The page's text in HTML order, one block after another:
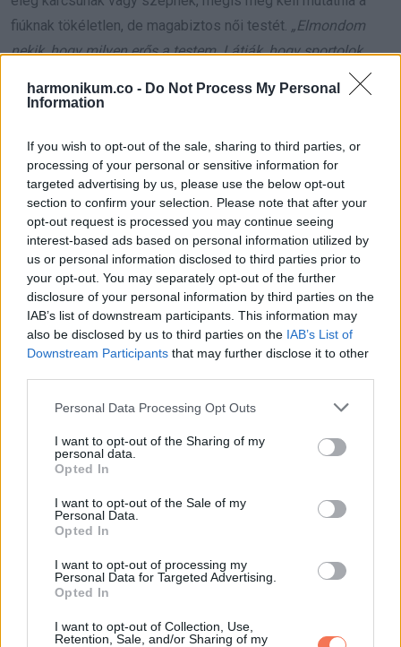
harmonikum.co - Do Not Process My Personal
Information
If you wish to opt-out of the sale, sharing to third parties, or
processing of your personal or sensitive information for
targeted advertising by us, please use the below opt-out
section to confirm your selection. Please note that after your
opt-out request is processed you may continue seeing
interest-based ads based on personal information utilized by
us or personal information disclosed to third parties prior to
your opt-out. You may separately opt-out of the further
disclosure of your personal information by third parties on the
IAB’s list of downstream participants. This information may
also be disclosed by us to third parties on the IAB’s List of
Downstream Participants that may further disclose it to other
Please note that this website/app uses one or more Google
not limited to your visit or usage behaviour. You may click to
grant or deny consent to Google and its third-party tags to
use your data for below specified purposes in below Google
consent section.
Personal Data Processing Opt Outs
I want to opt-out of the Sharing of my
personal data.
Opted In
I want to opt-out of the Sale of my
Personal Data.
Opted In
I want to opt-out of processing my
Personal Data for Targeted Advertising.
Opted In
I want to opt-out of Collection, Use,
Retention, Sale, and/or Sharing of my
fiúknak tökéletlen, de magabiztos női testét. „Elmondom
nekik, hogy milyen erős a testem. Látják, hogy sportolok.
továbbra is kielégítem a sütemények iránti szeretetemet”.
Rita reméli, hogy így hozzászoktatja a fiait a női testek
változásához, hogy ne a médiában megjelenő tökéletes
képeket tartsák a normának, és hogy a leendő feleségüknek
azt mondhassák, hogy a teste úgy tökéletes, ahogy van, és
ezt komolyan is gondolják.
Oszd meg ezt a posztot: